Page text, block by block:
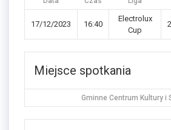
17/12/2023 16:40
Electrolux
Cup
Miejsce spotkania
Gminne Centrum Kultury i